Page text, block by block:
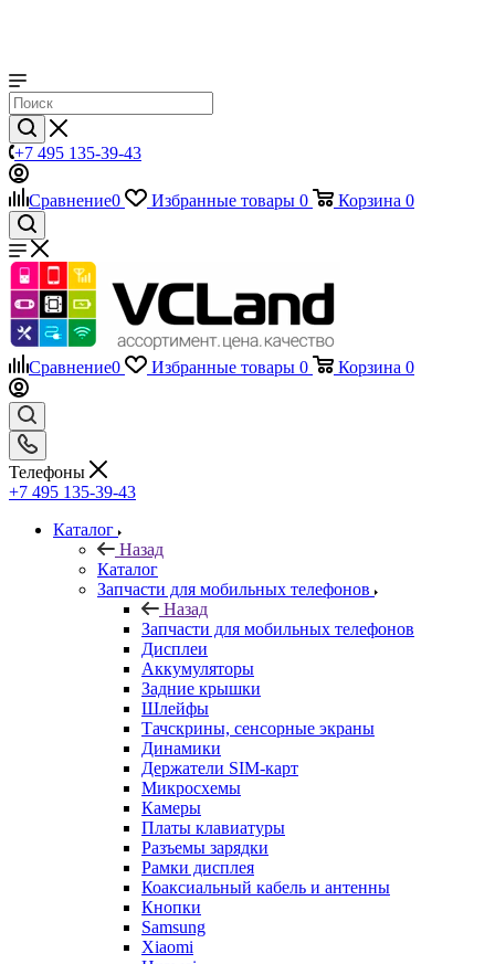
+7 495 135-39-43
Сравнение0 Избранные товары 0 Корзина 0
Сравнение0 Избранные товары 0 Корзина 0
Телефоны
+7 495 135-39-43
Каталог
Назад
Каталог
Запчасти для мобильных телефонов
Назад
Запчасти для мобильных телефонов
Дисплеи
Аккумуляторы
Задние крышки
Шлейфы
Тачскрины, сенсорные экраны
Динамики
Держатели SIM-карт
Микросхемы
Камеры
Платы клавиатуры
Разъемы зарядки
Рамки дисплея
Коаксиальный кабель и антенны
Кнопки
Samsung
Xiaomi